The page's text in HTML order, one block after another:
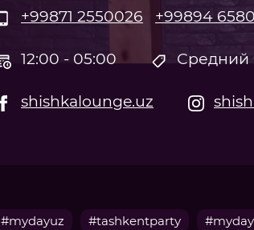
+99871 2550026 +99894
12:00 - 05:00 Средний
shishkalounge.uz
#mydayuz #tashkentparty